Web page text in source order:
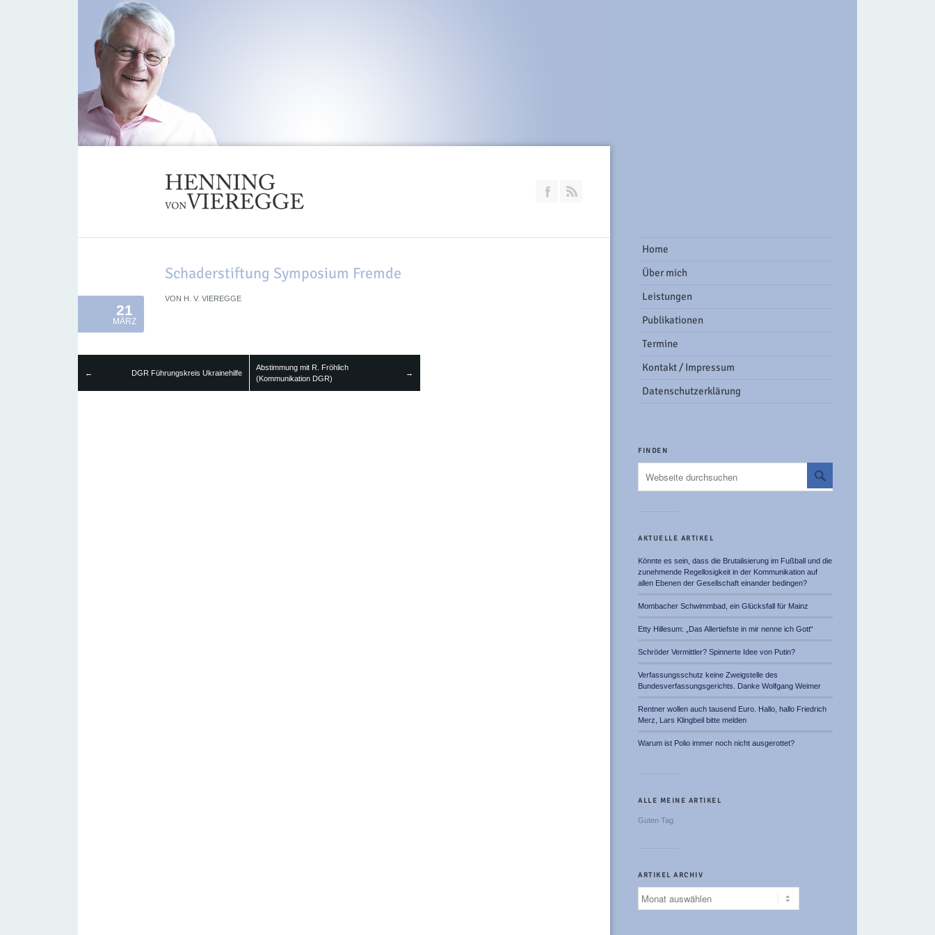
Join our Facebook Group
Schaderstiftung Symposium Fremde
21
MÄRZ
VON H. V. VIEREGGE
← DGR Führungskreis Ukrainehilfe
Abstimmung mit R. Fröhlich
(Kommunikation DGR)
→
Home
Über mich
Leistungen
Publikationen
Termine
Kontakt / Impressum
Datenschutzerklärung
FINDEN
AKTUELLE ARTIKEL
Könnte es sein, dass die Brutalisierung im Fußball und die
zunehmende Regellosigkeit in der Kommunikation auf
allen Ebenen der Gesellschaft einander bedingen?
Mombacher Schwimmbad, ein Glücksfall für Mainz
Etty Hillesum: „Das Allertiefste in mir nenne ich Gott“
Schröder Vermittler? Spinnerte Idee von Putin?
Verfassungsschutz keine Zweigstelle des
Bundesverfassungsgerichts. Danke Wolfgang Weimer
Rentner wollen auch tausend Euro. Hallo, hallo Friedrich
Merz, Lars Klingbeil bitte melden
Warum ist Polio immer noch nicht ausgerottet?
ALLE MEINE ARTIKEL
Guten Tag
ARTIKEL ARCHIV
Artikel
Archiv